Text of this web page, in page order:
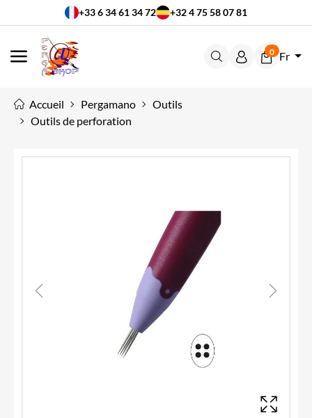
+33 6 34 61 34 72 +32 4 75 58 07 81
MENU
0 Fr
Accueil Pergamano
Outils
Outils de perforation
Previous Next